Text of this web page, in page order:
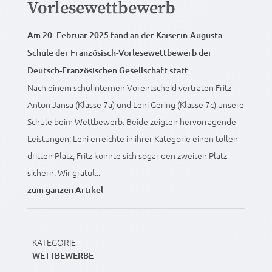
Vorlesewettbewerb
Am 20. Februar 2025 fand an der Kaiserin-Augusta-
Schule der Französisch-Vorlesewettbewerb der
Deutsch-Französischen Gesellschaft statt.
Nach einem schulinternen Vorentscheid vertraten Fritz
Anton Jansa (Klasse 7a) und Leni Gering (Klasse 7c) unsere
Schule beim Wettbewerb. Beide zeigten hervorragende
Leistungen: Leni erreichte in ihrer Kategorie einen tollen
dritten Platz, Fritz konnte sich sogar den zweiten Platz
sichern. Wir gratul...
zum ganzen Artikel
KATEGORIE
WETTBEWERBE